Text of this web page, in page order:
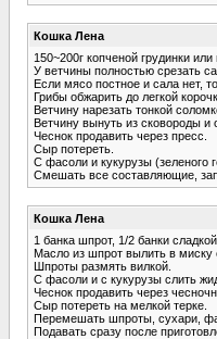
Кошка Лена
150~200г копченой грудинки
У ветчины полностью срезать
Если мясо постное и сала нет,
Грибы обжарить до легкой
Ветчину нарезать тонкой
Ветчину вынуть из сковороды и
Чеснок продавить через пресс.
Сыр потереть.
С фасоли и кукурузы (зеленого
Смешать все составляющие,
Кошка Лена
1 банка шпрот, 1/2 банки
Масло из шпрот вылить в миску
Шпроты размять вилкой.
С фасоли и с кукурузы слить
Чеснок продавить через
Сыр потереть на мелкой терке.
Перемешать шпроты, сухари,
Подавать сразу после